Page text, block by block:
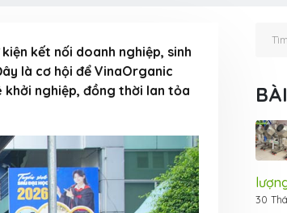
kết nối doanh nghiệp, sinh
là cơ hội để VinaOrganic
nghiệp, đồng thời lan tỏa
trân
Triển lãm Dấu ấn Thương
hiệu Việt tại TP.HCM (Bình
Dương)
6 Tháng 8, 2026 30